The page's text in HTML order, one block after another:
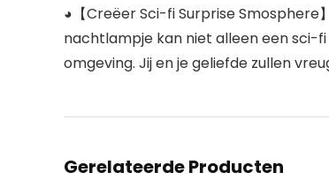
◕【Creëer Sci-fi Surprise
nachtlampje kan niet alleen een sci-
omgeving. Jij en je geliefde zullen
Gerelateerde Producten